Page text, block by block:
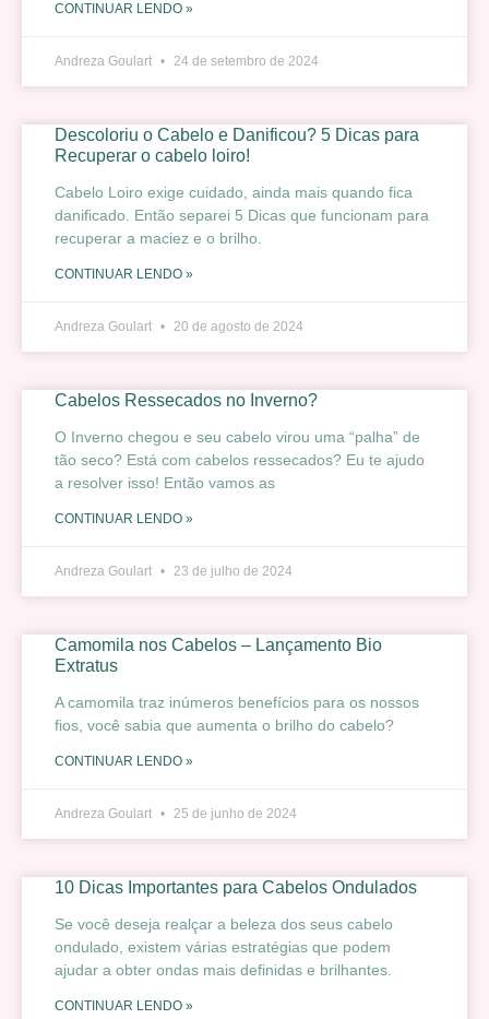
CONTINUAR LENDO »
Andreza Goulart 24 de setembro de 2024
Descoloriu o Cabelo e Danificou? 5 Dicas para
Recuperar o cabelo loiro!
Cabelo Loiro exige cuidado, ainda mais quando fica
danificado. Então separei 5 Dicas que funcionam para
recuperar a maciez e o brilho.
CONTINUAR LENDO »
Andreza Goulart 20 de agosto de 2024
Cabelos Ressecados no Inverno?
O Inverno chegou e seu cabelo virou uma “palha” de
tão seco? Está com cabelos ressecados? Eu te ajudo
a resolver isso! Então vamos as
CONTINUAR LENDO »
Andreza Goulart 23 de julho de 2024
Camomila nos Cabelos – Lançamento Bio
Extratus
A camomila traz inúmeros benefícios para os nossos
fios, você sabia que aumenta o brilho do cabelo?
CONTINUAR LENDO »
Andreza Goulart 25 de junho de 2024
10 Dicas Importantes para Cabelos Ondulados
Se você deseja realçar a beleza dos seus cabelo
ondulado, existem várias estratégias que podem
ajudar a obter ondas mais definidas e brilhantes.
CONTINUAR LENDO »